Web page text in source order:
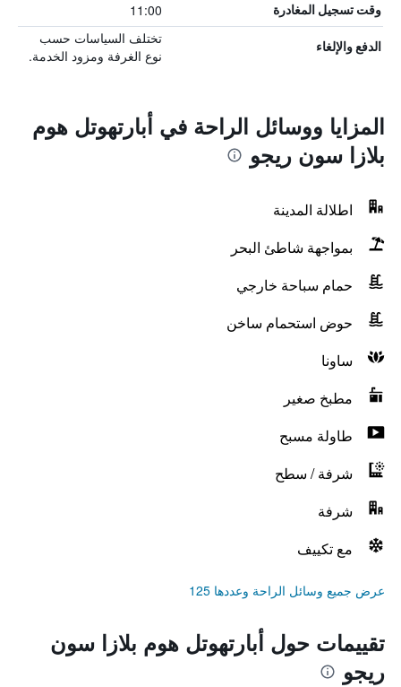
وقت تسجيل المغادرة 11:00
الدفع والإلغاء
تختلف السياسات حسب
نوع الغرفة ومزود الخدمة.
المزايا ووسائل الراحة في أبارتهوتل هوم
بلازا سون ريجو
اطلالة المدينة
بمواجهة شاطئ البحر
حمام سباحة خارجي
حوض استحمام ساخن
ساونا
مطبخ صغير
طاولة مسبح
شرفة / سطح
شرفة
مع تكييف
عرض جميع وسائل الراحة وعددها 125
تقييمات حول أبارتهوتل هوم بلازا سون
ريجو